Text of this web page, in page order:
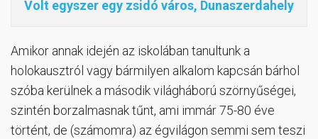
Volt egyszer egy zsidó város, Dunaszerdahely
Amikor annak idején az iskolában tanultunk a
holokausztról vagy bármilyen alkalom kapcsán bárhol
szóba kerülnek a második világháború szörnyűségei,
szintén borzalmasnak tűnt, ami immár 75-80 éve
történt, de (számomra) az égvilágon semmi sem teszi